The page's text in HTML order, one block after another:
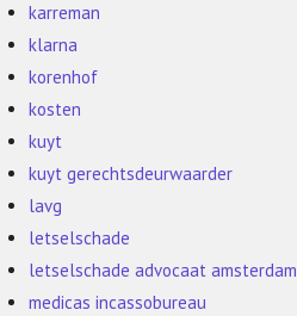
karreman
klarna
korenhof
kosten
kuyt
kuyt gerechtsdeurwaarder
lavg
letselschade
letselschade advocaat amsterdam
medicas incassobureau